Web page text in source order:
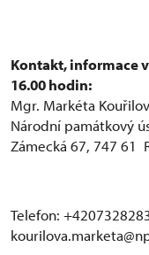
Kontakt, informace
16.00 hodin:
Mgr. Markéta
Národní památkový
Zámecká 67, 747 61
Telefon: